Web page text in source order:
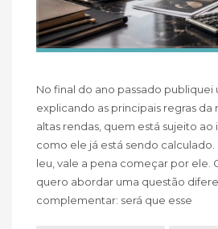
No final do ano passado publiquei
explicando as principais regras da
altas rendas, quem está sujeito
como ele já está sendo calculado.
leu, vale a pena começar por ele.
quero abordar uma questão
complementar: será que esse